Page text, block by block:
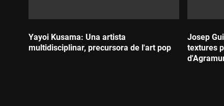
Yayoi Kusama: Una artista
multidisciplinar, precursora de l'art pop
Josep
textures